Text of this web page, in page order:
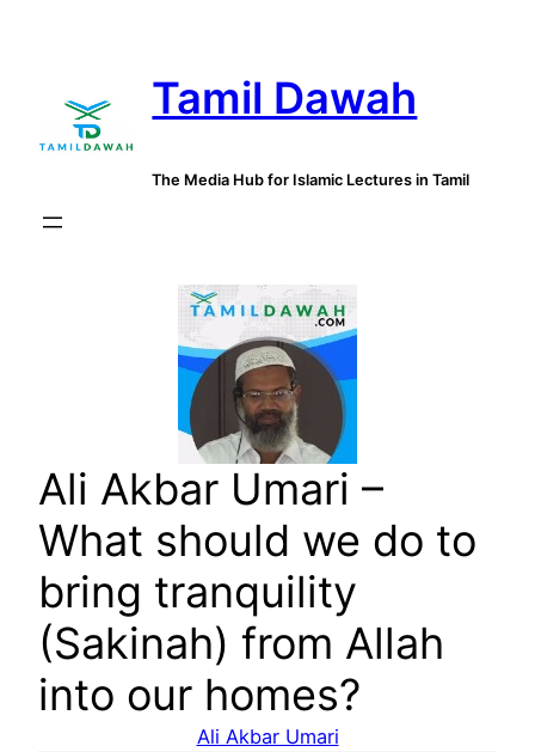
Tamil Dawah
The Media Hub for Islamic Lectures in Tamil
Ali Akbar Umari –
What should we do to
bring tranquility
(Sakinah) from Allah
into our homes?
Ali Akbar Umari